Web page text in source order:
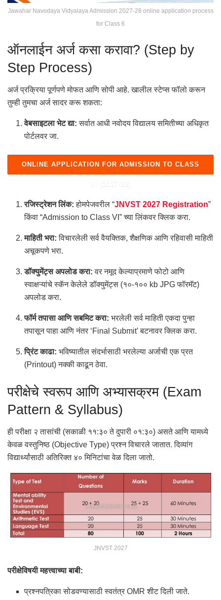
Jawahar Navodaya Vidyalaya Admission 2027-28 online application process
for Class 6
ऑनलाईन अर्ज कसा करावा? (Step by
Step Process)
अर्ज प्रक्रिया पूर्णपणे मोफत आणि सोपी आहे. खालील स्टेप्स फॉलो करून
तुम्ही तुमचा अर्ज सादर करू शकता:
वेबसाइटला भेट द्या: सर्वात आधी नवोदय विद्यालय समितीच्या अधिकृत
पोर्टलवर जा.
ONLINE APPLICATION FOR ADMISSION TO CLASS
VI (2027-28)
रजिस्ट्रेशन लिंक: होमपेजवरील “JNVST 2027 Registration”
किंवा “Admission to Class VI” च्या लिंकवर क्लिक करा.
माहिती भरा: विचारलेली सर्व वैयक्तिक, शैक्षणिक आणि रहिवासी माहिती
अचूकपणे भरा.
डॉक्युमेंट्स अपलोड करा: वर नमूद केल्याप्रमाणे फोटो आणि
स्वाक्षऱ्यांचे स्कॅन केलेले डॉक्युमेंट्स (१०-१०० kb JPG फॉरमॅट)
अपलोड करा.
फॉर्म तपासा आणि सबमिट करा: भरलेली सर्व माहिती एकदा पुन्हा
तपासून पाहा आणि नंतर ‘Final Submit’ बटनावर क्लिक करा.
प्रिंट काढा: भविष्यातील संदर्भासाठी भरलेल्या अर्जाची एक प्रत
(Printout) नक्की काढून ठेवा.
परीक्षेचे स्वरूप आणि अभ्यासक्रम (Exam
Pattern & Syllabus)
ही परीक्षा २ तासांची (सकाळी ११:३० ते दुपारी ०१:३०) असते आणि यामध्ये
केवळ वस्तुनिष्ठ (Objective Type) प्रश्न विचारले जातात. दिव्यांग
विद्यार्थ्यांसाठी अतिरिक्त ४० मिनिटांचा वेळ दिला जातो.
JNVST 2027
परीक्षेविषयी महत्त्वाच्या बाबी:
प्रश्नपत्रिका सोडवण्यासाठी स्वतंत्र OMR शीट दिली जाते.